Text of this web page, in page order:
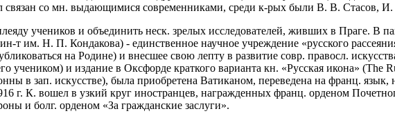
связан со мн. выдающимися современниками, среди к-рых были В. В. Стасов,
учеников и объединить неск. зрелых исследователей, живших в Праге. В
т им. Н. П. Кондакова) - единственное научное учреждение «русского
на Родине) и внесшее свою лепту в развитие совр. правосл.
учеником) и издание в Оксфорде краткого варианта кн. «Русская икона» (The
в зап. искусстве), была приобретена Ватиканом, переведена на франц.
г. К. вошел в узкий круг иностранцев, награжденных франц. орденом
и болг. орденом «За гражданские заслуги».